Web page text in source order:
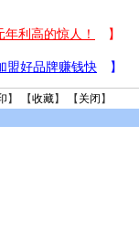
】 【收藏】 【 关闭 】